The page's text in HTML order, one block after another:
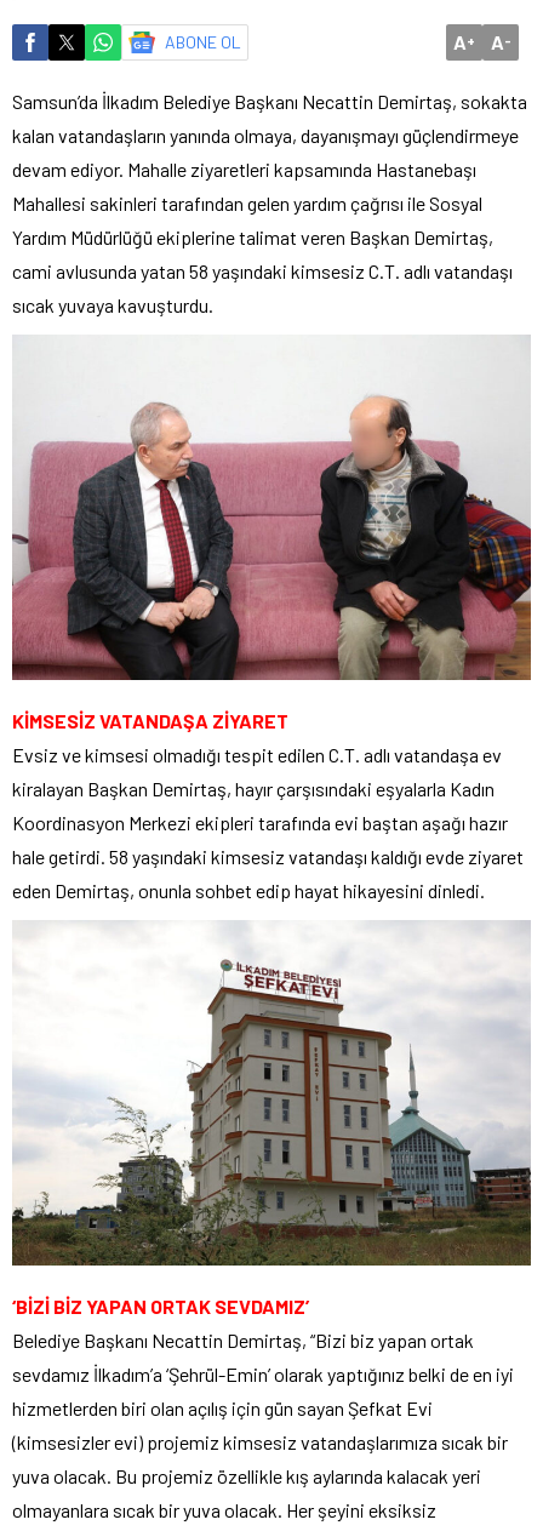
ABONE OL A+ A-
Samsun’da İlkadım Belediye Başkanı Necattin Demirtaş, sokakta
kalan vatandaşların yanında olmaya, dayanışmayı güçlendirmeye
devam ediyor. Mahalle ziyaretleri kapsamında Hastanebaşı
Mahallesi sakinleri tarafından gelen yardım çağrısı ile Sosyal
Yardım Müdürlüğü ekiplerine talimat veren Başkan Demirtaş,
cami avlusunda yatan 58 yaşındaki kimsesiz C.T. adlı vatandaşı
sıcak yuvaya kavuşturdu.
KİMSESİZ VATANDAŞA ZİYARET
Evsiz ve kimsesi olmadığı tespit edilen C.T. adlı vatandaşa ev
kiralayan Başkan Demirtaş, hayır çarşısındaki eşyalarla Kadın
Koordinasyon Merkezi ekipleri tarafında evi baştan aşağı hazır
hale getirdi. 58 yaşındaki kimsesiz vatandaşı kaldığı evde ziyaret
eden Demirtaş, onunla sohbet edip hayat hikayesini dinledi.
‘BİZİ BİZ YAPAN ORTAK SEVDAMIZ’
Belediye Başkanı Necattin Demirtaş, “Bizi biz yapan ortak
sevdamız İlkadım’a ‘Şehrül-Emin’ olarak yaptığınız belki de en iyi
hizmetlerden biri olan açılış için gün sayan Şefkat Evi
(kimsesizler evi) projemiz kimsesiz vatandaşlarımıza sıcak bir
yuva olacak. Bu projemiz özellikle kış aylarında kalacak yeri
olmayanlara sıcak bir yuva olacak. Her şeyini eksiksiz